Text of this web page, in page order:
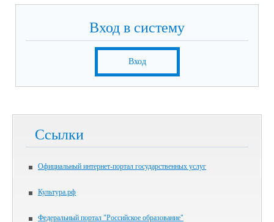
Вход в систему
Вход
Ссылки
Официальный интернет-портал государственных услуг
Культура.рф
Федеральный портал "Российское образование"